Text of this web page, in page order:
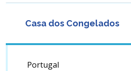
Casa dos Congelados
Portugal